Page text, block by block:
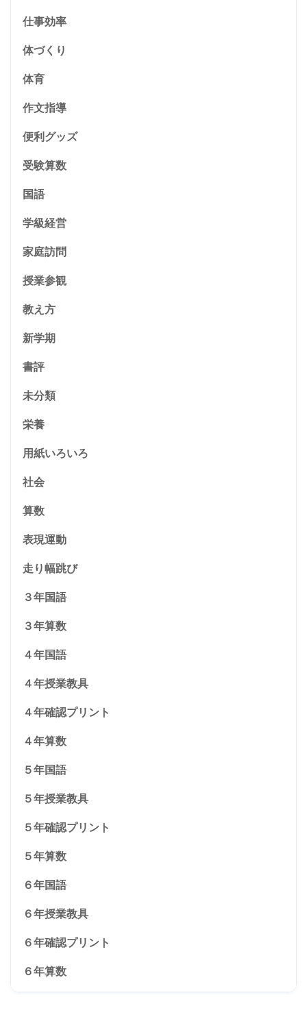
仕事効率
体づくり
体育
作文指導
便利グッズ
受験算数
国語
学級経営
家庭訪問
授業参観
教え方
新学期
書評
未分類
栄養
用紙いろいろ
社会
算数
表現運動
走り幅跳び
３年国語
３年算数
４年国語
４年授業教具
４年確認プリント
４年算数
５年国語
５年授業教具
５年確認プリント
５年算数
６年国語
６年授業教具
６年確認プリント
６年算数